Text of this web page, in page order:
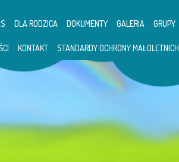
DLA RODZICA DOKUMENTY GALERIA GRUPY
KONTAKT STANDARDY OCHRONY MAŁOLETNICH